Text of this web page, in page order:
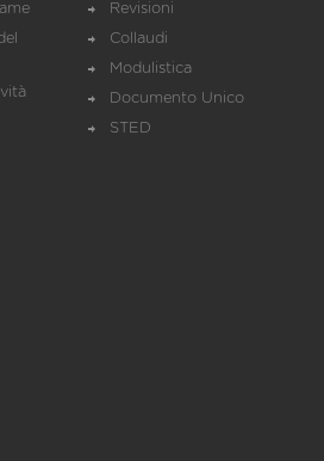
Revisioni
Collaudi
Modulistica
Documento Unico
STED